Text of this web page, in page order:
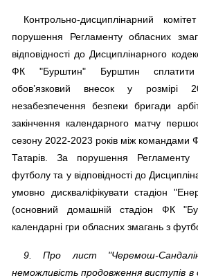
Контрольно-дисциплінарний
порушення Регламенту обласних
відповідності до Дисциплінарного
ФК "Бурштин" Бурштин
обов’язковий внесок у розмірі
незабезпечення безпеки бригади
закінчення календарного матчу
сезону 2022-2023 років між
Татарів. За порушення Регламенту
футболу та у відповідності до
умовно дискваліфікувати стадіон
(основний домашній стадіон ФК
календарні гри обласних змагань з
9. Про лист "Черемош-
неможливість продовження виступів в